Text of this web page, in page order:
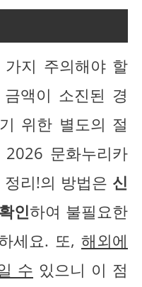
지 주의해야 할
액이 소진된 경
위한 별도의 절
문화누리카
리!의 방법은 신
인하여 불필요한
세요. 또, 해외에
수 있으니 이 점